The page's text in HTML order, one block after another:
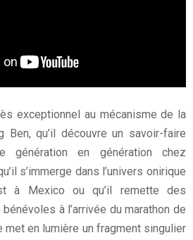
exceptionnel au mécanisme de la
qu’il découvre un savoir-faire
génération en génération chez
s’immerge dans l’univers onirique
à Mexico ou qu’il remette des
à l’arrivée du marathon de
met en lumière un fragment singulier